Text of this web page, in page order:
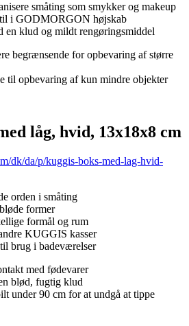
småting som smykker og makeup
i GODMORGON højskab
en klud og mildt rengøringsmiddel
begrænsende for opbevaring af større
til opbevaring af kun mindre objekter
låg, hvid, 13x18x8 cm
dk/da/p/kuggis-boks-med-lag-hvid-
orden i småting
former
formål og rum
KUGGIS kasser
brug i badeværelser
med fødevarer
blød, fugtig klud
under 90 cm for at undgå at tippe